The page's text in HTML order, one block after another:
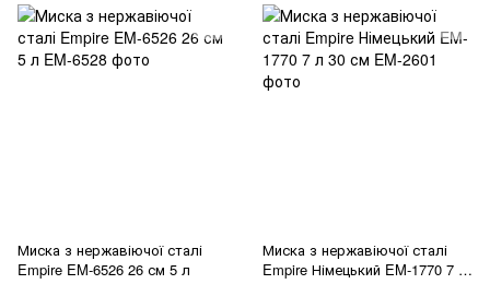
Миска з нержавіючої сталі
Empire EM-6526 26 см 5 л
Миска з нержавіючої сталі
Empire Німецький EM-1770 7 л